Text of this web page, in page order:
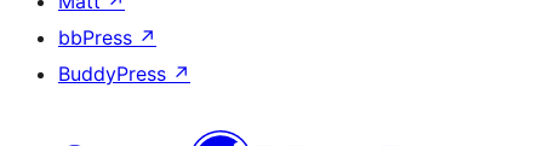
bbPress ↗
BuddyPress ↗